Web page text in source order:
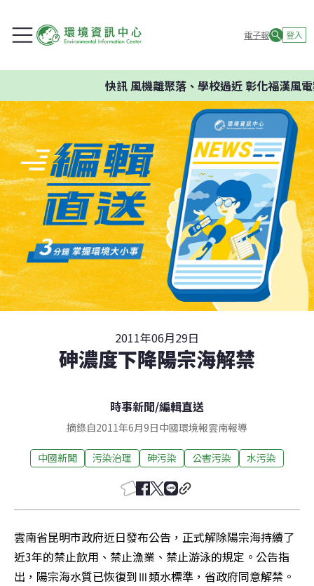
電子報 登入
快訊風機離聚落、學校過近 彰化福漢風電
2011年06月29日
砷濃度下降陽宗海解禁
時事新聞/編輯直送
摘錄自2011年6月9日中國環境報雲南報導
中國新聞 污染治理 砷污染 公害污染 水污染
雲南省昆明市政府近日發布公告，正式解除陽宗海持續了
近3年的禁止飲用、禁止漁業、禁止游泳的規定。公告指
出，陽宗海水質已恢復到Ⅲ類水標準，省政府同意解禁。